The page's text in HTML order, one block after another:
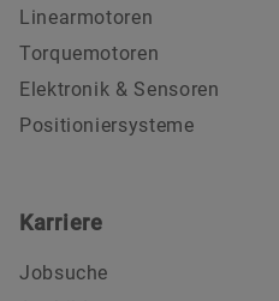
Linearmotoren
Torquemotoren
Elektronik & Sensoren
Positioniersysteme
Karriere
Jobsuche